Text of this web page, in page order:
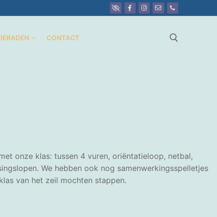
CONTACT
onze klas: tussen 4 vuren, oriëntatieloop, netbal,
We hebben ook nog samenwerkingsspelletjes
van het zeil mochten stappen.